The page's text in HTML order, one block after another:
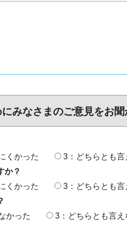
みなさまのご意見をお
くかった
3：どちらとも言
か？
くかった
3：どちらとも言
かった 3：どちらとも言え